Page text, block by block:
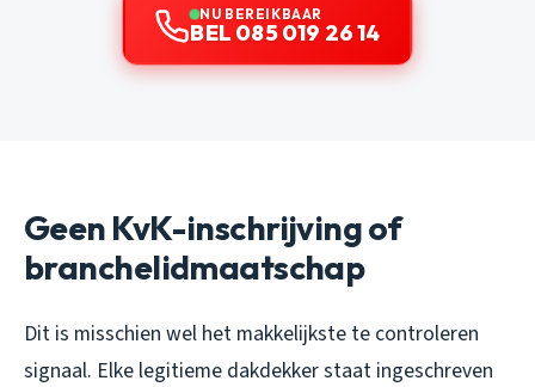
NU BEREIKBAAR
BEL 085 019 26 14
Geen KvK-inschrijving of
branchelidmaatschap
Dit is misschien wel het makkelijkste te controleren
signaal. Elke legitieme dakdekker staat ingeschreven